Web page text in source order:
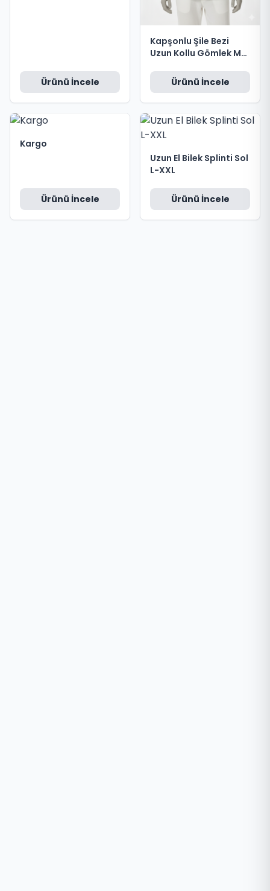
Ürünü İncele
Kapşonlu Şile Bezi
Uzun Kollu Gömlek M
Ürünü İncele
Kargo
Ürünü İncele
Uzun El Bilek Splinti Sol
L-XXL
Ürünü İncele